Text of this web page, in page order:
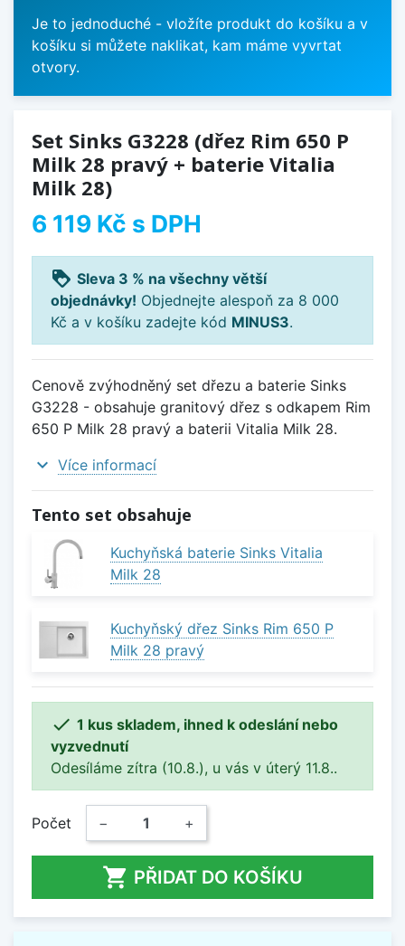
Je to jednoduché - vložíte produkt do košíku a v
košíku si můžete naklikat, kam máme vyvrtat
otvory.
Set Sinks G3228 (dřez Rim 650 P
Milk 28 pravý + baterie Vitalia
Milk 28)
6 119 Kč s DPH
loyalty Sleva 3 % na všechny větší
objednávky! Objednejte alespoň za 8 000
Kč a v košíku zadejte kód MINUS3.
Cenově zvýhodněný set dřezu a baterie Sinks
G3228 - obsahuje granitový dřez s odkapem Rim
650 P Milk 28 pravý a baterii Vitalia Milk 28.
expand_more Více informací
Tento set obsahuje
Kuchyňská baterie Sinks Vitalia
Milk 28
Kuchyňský dřez Sinks Rim 650 P
Milk 28 pravý
 1 kus skladem, ihned k odeslání nebo
vyzvednutí
Odesíláme zítra (10.8.), u vás v úterý 11.8..
Počet − +
 PŘIDAT DO KOŠÍKU